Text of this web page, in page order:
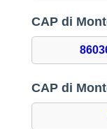
CAP di
CAP di